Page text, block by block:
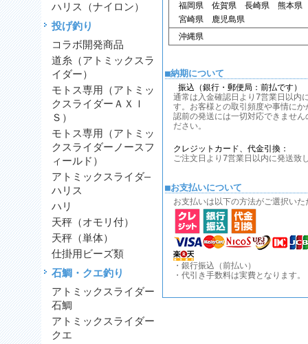
ハリス（ナイロン）
投げ釣り
コラボ開発商品
道糸（アトミックスラ
イダー）
モトス専用（アトミッ
クスライダーＡＸＩ
Ｓ）
モトス専用（アトミッ
クスライダーノースフ
ィールド）
アトミックスライダ―
ハリス
ハリ
天秤（オモリ付）
天秤（単体）
仕掛用ビーズ類
石鯛・クエ釣り
アトミックスライダー
石鯛
アトミックスライダー
クエ
福岡県 佐賀県 長崎県 熊本県
宮崎県 鹿児島県
沖縄県
■納期について
振込（銀行・郵便局：前払です）
通常は入金確認日より7営業日以内
す。お客様との取引頻度や事情に
認前の発送には一切対応できませ
ださい。
クレジットカード、代金引換：
ご注文日より7営業日以内に発送致
■お支払いについて
お支払いは以下の方法がご選択いた
・銀行振込（前払い）
・代引き手数料は実費となります。